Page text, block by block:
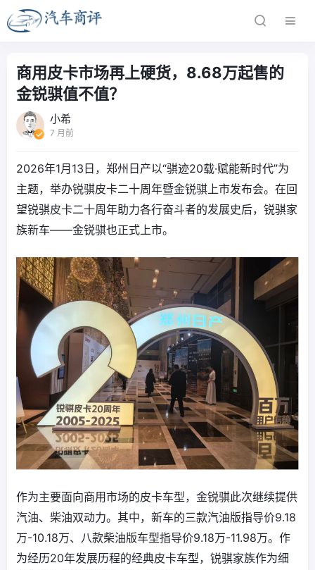
商用皮卡市场再上硬货，8.68万起售的
金锐骐值不值？
小希
7 月前
2026年1月13日，郑州日产以“骐迹20载·赋能新时代”为
主题，举办锐骐皮卡二十周年暨金锐骐上市发布会。在回
望锐骐皮卡二十周年助力各行奋斗者的发展史后，锐骐家
族新车——金锐骐也正式上市。
作为主要面向商用市场的皮卡车型，金锐骐此次继续提供
汽油、柴油双动力。其中，新车的三款汽油版指导价9.18
万-10.18万、八款柴油版车型指导价9.18万-11.98万。作
为经历20年发展历程的经典皮卡车型，锐骐家族作为细